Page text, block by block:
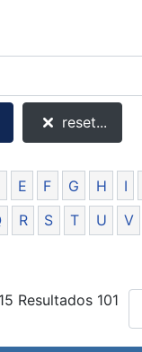
reset...
E F G H I
R S T U V
Resultados 101